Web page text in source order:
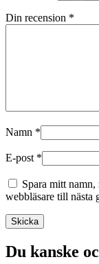
Din recension *
Namn *
E-post *
Spara mitt
webbläsare till nästa
Du kanske